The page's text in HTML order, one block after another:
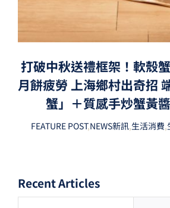
打破中秋送禮框架！軟殼
月餅疲勞 上海鄉村出奇招
蟹」＋質感手炒蟹黃
FEATURE POST,NEWS新訊,生活消費,
Recent Articles